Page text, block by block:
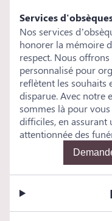
Services
Nos services
honorer la mémoire
respect. Nous
personnalisé pour
reflètent les souhaits
disparue. Avec notre
sommes là pour
difficiles, en assurant
attentionnée des